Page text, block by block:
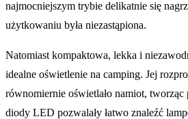
najmocniejszym trybie delikatnie się
użytkowaniu była niezastąpiona.
Natomiast kompaktowa, lekka i
idealne oświetlenie na camping. Jej
równomiernie oświetlało namiot, tworząc
diody LED pozwalały łatwo znaleźć